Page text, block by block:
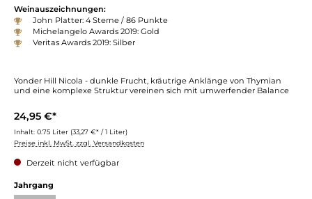
Weinauszeichnungen:
John Platter: 4 Sterne / 86 Punkte
Michelangelo Awards 2019: Gold
Veritas Awards 2019: Silber
Yonder Hill Nicola - dunkle Frucht, kräutrige Anklänge von Thymian
und eine komplexe Struktur vereinen sich mit umwerfender Balance
24,95 €*
Inhalt: 0.75 Liter (33,27 €* / 1 Liter)
Preise inkl. MwSt. zzgl. Versandkosten
Derzeit nicht verfügbar
Jahrgang